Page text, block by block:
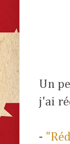
Un
j'ai
-